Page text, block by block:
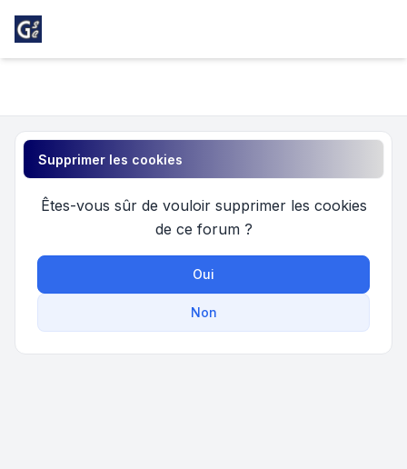
Girondins Social Club
Supprimer les cookies
Êtes-vous sûr de vouloir supprimer les cookies
de ce forum ?
Oui
Non